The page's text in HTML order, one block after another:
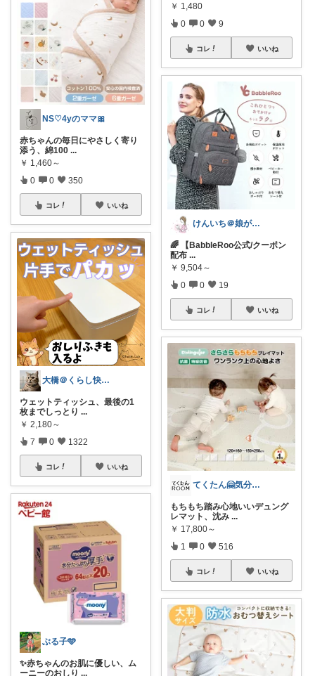
NS♡4yのママ🎀
赤ちゃんの毎日にやさしく寄り
添う、綿100 ...
￥ 1,460～
0 0 350
コレ いいね
大橋＠くらし快適LAB🌿
ウェットティッシュ、最後の1
枚までしっとり ...
￥ 2,180～
7 0 1322
コレ いいね
ぶる子🩵
✨赤ちゃんのお肌に優しい、ム
ーニーのおしり ...
￥ 1,480
0 0 9
コレ いいね
けんいち＠娘が喜んだマタニティ用品
🌈 【BabbleRoo公式/クーポン
配布 ...
￥ 9,504～
0 0 19
コレ いいね
てくたん🤗気分がアガる⤴インテリア雑貨
もちもち踏み心地いいデュング
レマット、沈み ...
￥ 17,800～
1 0 516
コレ いいね